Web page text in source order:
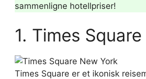
sammenligne hotellpriser!
1. Times Square
Times Square er et ikonisk